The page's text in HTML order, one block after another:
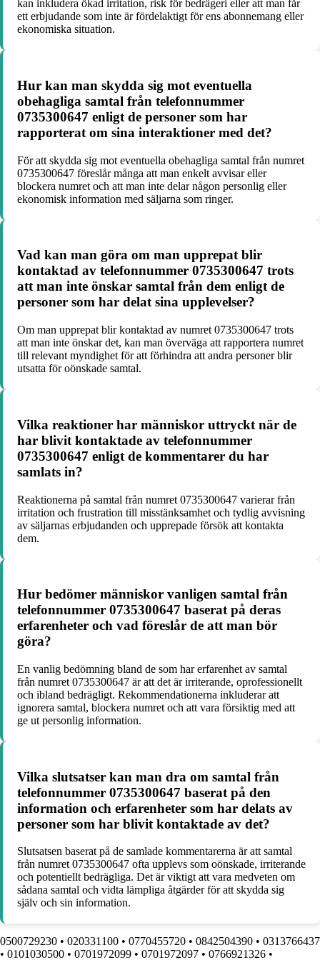
kan inkludera ökad irritation, risk för bedrägeri eller att man får
ett erbjudande som inte är fördelaktigt för ens abonnemang eller
ekonomiska situation.
Hur kan man skydda sig mot eventuella
obehagliga samtal från telefonnummer
0735300647 enligt de personer som har
rapporterat om sina interaktioner med det?
För att skydda sig mot eventuella obehagliga samtal från numret
0735300647 föreslår många att man enkelt avvisar eller
blockera numret och att man inte delar någon personlig eller
ekonomisk information med säljarna som ringer.
Vad kan man göra om man upprepat blir
kontaktad av telefonnummer 0735300647 trots
att man inte önskar samtal från dem enligt de
personer som har delat sina upplevelser?
Om man upprepat blir kontaktad av numret 0735300647 trots
att man inte önskar det, kan man överväga att rapportera numret
till relevant myndighet för att förhindra att andra personer blir
utsatta för oönskade samtal.
Vilka reaktioner har människor uttryckt när de
har blivit kontaktade av telefonnummer
0735300647 enligt de kommentarer du har
samlats in?
Reaktionerna på samtal från numret 0735300647 varierar från
irritation och frustration till misstänksamhet och tydlig avvisning
av säljarnas erbjudanden och upprepade försök att kontakta
dem.
Hur bedömer människor vanligen samtal från
telefonnummer 0735300647 baserat på deras
erfarenheter och vad föreslår de att man bör
göra?
En vanlig bedömning bland de som har erfarenhet av samtal
från numret 0735300647 är att det är irriterande, oprofessionellt
och ibland bedrägligt. Rekommendationerna inkluderar att
ignorera samtal, blockera numret och att vara försiktig med att
ge ut personlig information.
Vilka slutsatser kan man dra om samtal från
telefonnummer 0735300647 baserat på den
information och erfarenheter som har delats av
personer som har blivit kontaktade av det?
Slutsatsen baserat på de samlade kommentarerna är att samtal
från numret 0735300647 ofta upplevs som oönskade, irriterande
och potentiellt bedrägliga. Det är viktigt att vara medveten om
sådana samtal och vidta lämpliga åtgärder för att skydda sig
själv och sin information.
0500729230 • 020331100 • 0770455720 • 0842504390 • 0313766437
• 0101030500 • 0701972099 • 0701972097 • 0766921326 •